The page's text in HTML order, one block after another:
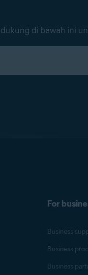
di bawah ini
For
Business
Business
Business